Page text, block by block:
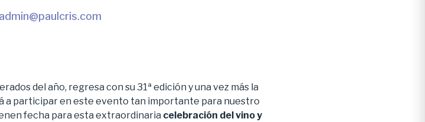
admin@paulcris.com
del año, regresa con su 31ª edición y una vez más la
a participar en este evento tan importante para nuestro
fecha para esta extraordinaria celebración del vino y